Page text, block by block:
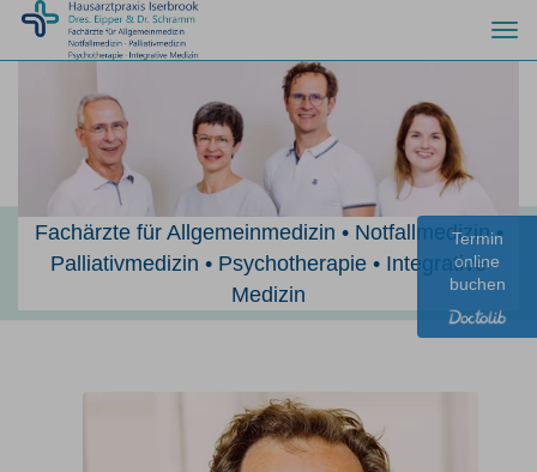
Fachärzte für Allgemeinmedizin • Notfallmedizin •
Palliativmedizin • Psychotherapie • Integrative
Medizin
Termin
online
buchen